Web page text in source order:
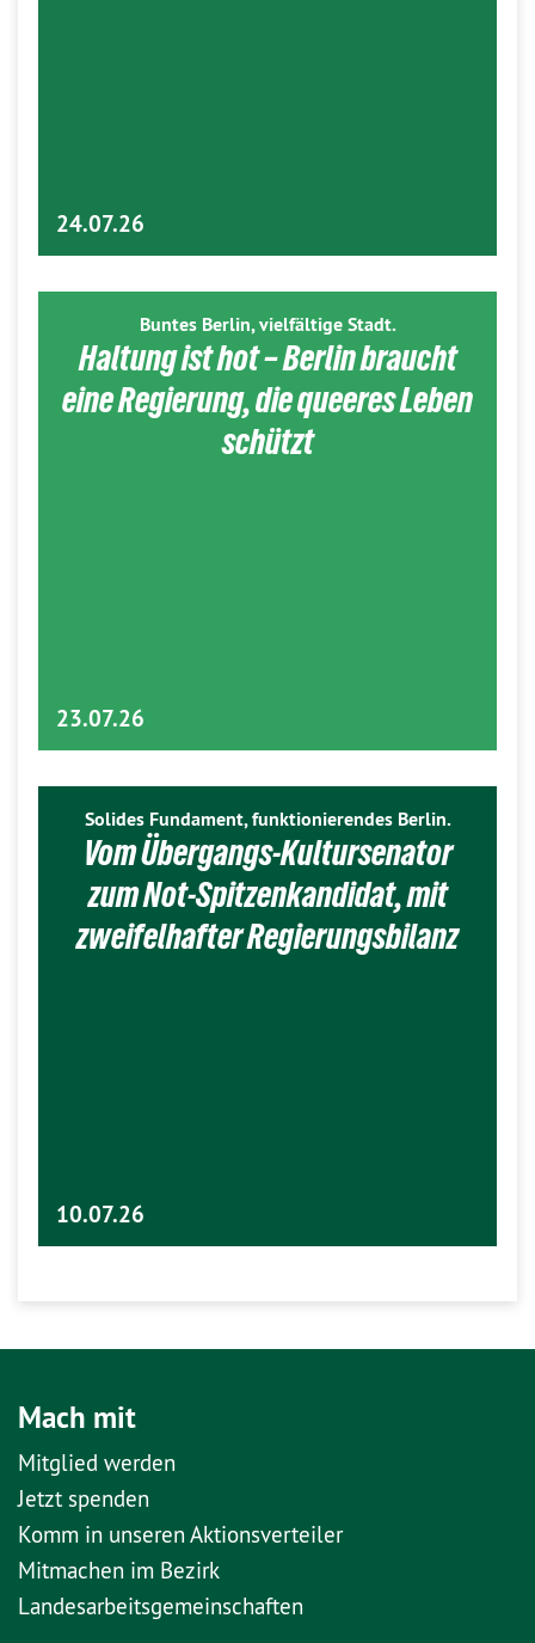
24.07.26
Buntes Berlin, vielfältige Stadt.
Haltung ist hot – Berlin braucht
eine Regierung, die queeres Leben
schützt
23.07.26
Solides Fundament, funktionierendes Berlin.
Vom Übergangs-Kultursenator
zum Not-Spitzenkandidat, mit
zweifelhafter Regierungsbilanz
10.07.26
Mach mit
Mitglied werden
Jetzt spenden
Komm in unseren Aktionsverteiler
Mitmachen im Bezirk
Landesarbeitsgemeinschaften